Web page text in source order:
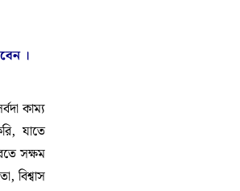
।
কাম্য
যাতে
সক্ষম
বিশ্বাস